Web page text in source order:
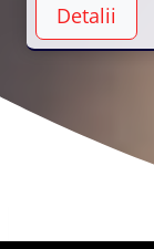
Detalii